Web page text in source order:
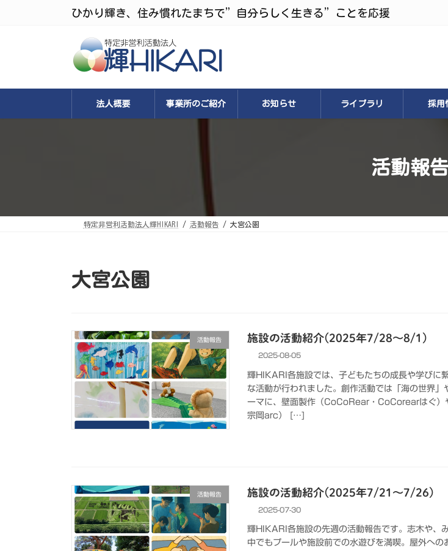
ひかり輝き、住み慣れたまちで”自分らしく生きる”ことを応援
法人概要 事業所のご紹介 お知らせ ライブラリ 採用
活動報
特定非営利活動法人輝HIKARI 活動報告 大宮公園
大宮公園
活動報告 施設の活動紹介(2025年7/28～8/1)
2025-08-05
輝HIKARI各施設では、子どもたちの成長や学びに
な活動が行われました。創作活動では「海の世界」
ーマに、壁面製作（CoCoRear・CoCorearはぐ）
宗岡arc） […]
活動報告 施設の活動紹介(2025年7/21～7/26)
2025-07-30
輝HIKARI各施設の先週の活動報告です。志木や、
中でもプールや施設前での水遊びを満喫。屋外への